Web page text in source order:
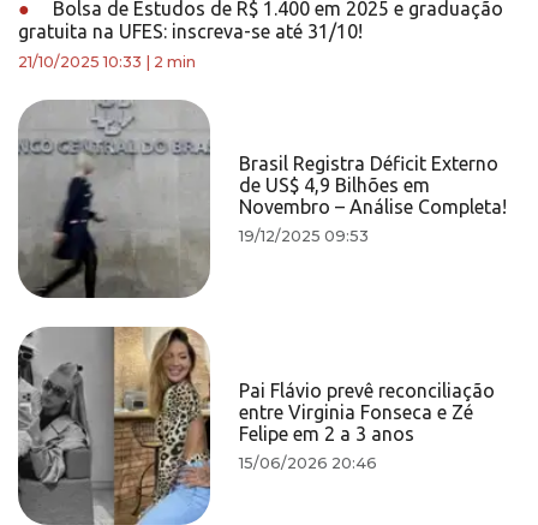
●
Bolsa de Estudos de R$ 1.400 em 2025 e graduação
gratuita na UFES: inscreva-se até 31/10!
21/10/2025 10:33 2 min
Brasil Registra Déficit Externo
de US$ 4,9 Bilhões em
Novembro – Análise Completa!
19/12/2025 09:53
Pai Flávio prevê reconciliação
entre Virginia Fonseca e Zé
Felipe em 2 a 3 anos
15/06/2026 20:46